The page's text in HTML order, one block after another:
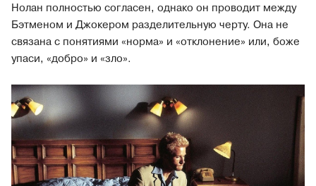
Нолан полностью согласен, однако он проводит между
Бэтменом и Джокером разделительную черту. Она не
связана с понятиями «норма» и «отклонение» или, боже
упаси, «добро» и «зло».